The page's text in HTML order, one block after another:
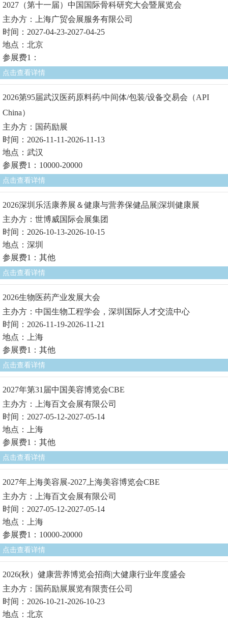
2027（第十一届）中国国际骨科研究大会暨展览会
主办方：上海广贸会展服务有限公司
时间：2027-04-23-2027-04-25
地点：北京
参展费1：
点击查看详情
2026第95届武汉医药原料药/中间体/包装/设备交易会（API
China）
主办方：国药励展
时间：2026-11-11-2026-11-13
地点：武汉
参展费1：10000-20000
点击查看详情
2026深圳乐活康养展＆健康与营养保健品展|深圳健康展
主办方：世博威国际会展集团
时间：2026-10-13-2026-10-15
地点：深圳
参展费1：其他
点击查看详情
2026生物医药产业发展大会
主办方：中国生物工程学会，深圳国际人才交流中心
时间：2026-11-19-2026-11-21
地点：上海
参展费1：其他
点击查看详情
2027年第31届中国美容博览会CBE
主办方：上海百文会展有限公司
时间：2027-05-12-2027-05-14
地点：上海
参展费1：其他
点击查看详情
2027年上海美容展-2027上海美容博览会CBE
主办方：上海百文会展有限公司
时间：2027-05-12-2027-05-14
地点：上海
参展费1：10000-20000
点击查看详情
2026(秋）健康营养博览会招商|大健康行业年度盛会
主办方：国药励展展览有限责任公司
时间：2026-10-21-2026-10-23
地点：北京